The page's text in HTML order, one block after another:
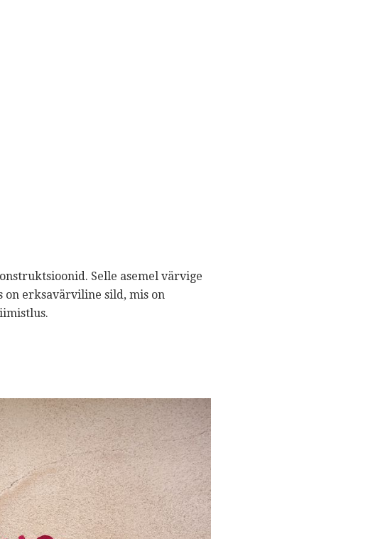
Selle asemel värvige
erksavärviline sild, mis on